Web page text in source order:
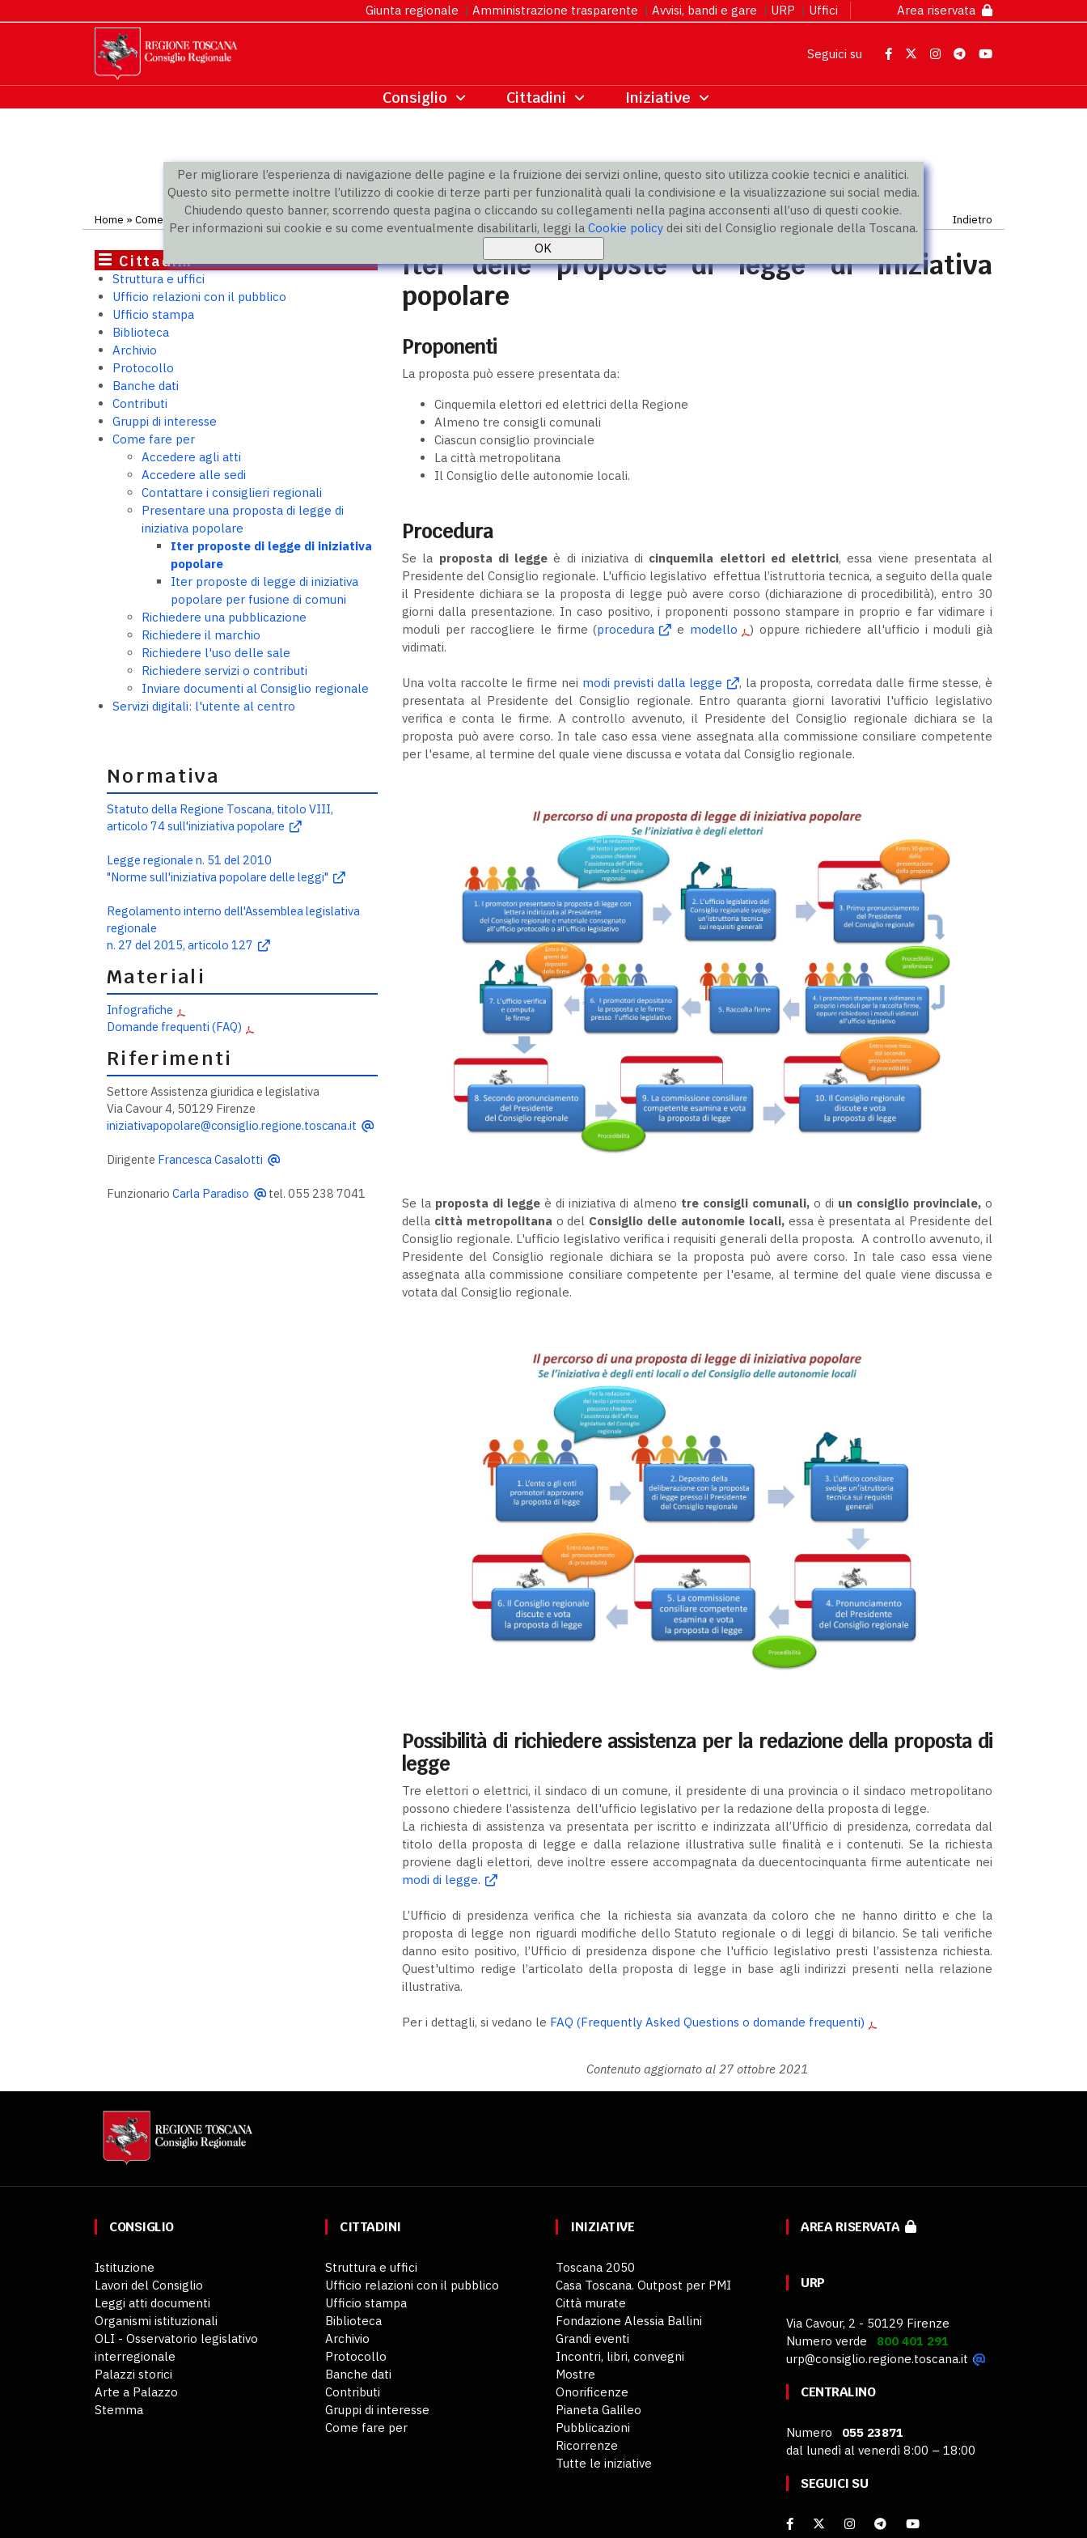
Per migliorare l’esperienza di navigazione delle pagine e la fruizione dei servizi online, questo sito utilizza cookie tecnici e analitici.
Questo sito permette inoltre l’utilizzo di cookie di terze parti per funzionalità quali la condivisione e la visualizzazione sui social media.
Chiudendo questo banner, scorrendo questa pagina o cliccando su collegamenti nella pagina acconsenti all’uso di questi cookie.
Per informazioni sui cookie e su come eventualmente disabilitarli, leggi la Cookie policydei siti del Consiglio regionale della Toscana.
Giunta regionale | Amministrazione trasparente | Avvisi, bandi e gare | URP | Uffici Area riservata
Seguici su
Home » Come fare per»Presentare una proposta di legge di iniziativa popolare » Iter proposte di legge di iniziativa popolare Indietro
Cittadini
Struttura e uffici
Ufficio relazioni con il pubblico
Ufficio stampa
Biblioteca
Archivio
Protocollo
Banche dati
Contributi
Gruppi di interesse
Come fare per
Accedere agli atti
Accedere alle sedi
Contattare i consiglieri regionali
Presentare una proposta di legge di
iniziativa popolare
Iter proposte di legge di iniziativa
popolare
Iter proposte di legge di iniziativa
popolare per fusione di comuni
Richiedere una pubblicazione
Richiedere il marchio
Richiedere l'uso delle sale
Richiedere servizi o contributi
Inviare documenti al Consiglio regionale
Servizi digitali: l'utente al centro
Normativa
Statuto della Regione Toscana, titolo VIII,
articolo 74 sull'iniziativa popolare
Legge regionale n. 51 del 2010
"Norme sull'iniziativa popolare delle leggi"
Regolamento interno dell'Assemblea legislativa
regionale
n. 27 del 2015, articolo 127
Materiali
Infografiche
Domande frequenti (FAQ)
Riferimenti
Settore Assistenza giuridica e legislativa
Via Cavour 4, 50129 Firenze
iniziativapopolare@consiglio.regione.toscana.it
Dirigente Francesca Casalotti
Funzionario Carla Paradiso tel. 055 238 7041
Iter delle proposte di legge di iniziativa
popolare
Proponenti
La proposta può essere presentata da:
Cinquemila elettori ed elettrici della Regione
Almeno tre consigli comunali
Ciascun consiglio provinciale
La città metropolitana
Il Consiglio delle autonomie locali.
Procedura
Se la proposta di leggeè di iniziativa di cinquemila elettori ed elettrici, essa viene presentata al
Presidente del Consiglio regionale. L'ufficio legislativo effettua l’istruttoria tecnica, a seguito della quale
il Presidente dichiara se la proposta di legge può avere corso (dichiarazione di procedibilità), entro 30
giorni dalla presentazione. In caso positivo, i proponenti possono stampare in proprio e far vidimare i
moduli per raccogliere le firme (procedura e modello
) oppure richiedere all'ufficio i moduli già
vidimati.
Una volta raccolte le firme nei modi previsti dalla legge
, la proposta, corredata dalle firme stesse, è
presentata al Presidente del Consiglio regionale. Entro quaranta giorni lavorativi l'ufficio legislativo
verifica e conta le firme. A controllo avvenuto, il Presidente del Consiglio regionale dichiara se la
proposta può avere corso. In tale caso essa viene assegnata alla commissione consiliare competente
per l'esame, al termine del quale viene discussa e votata dal Consiglio regionale.
Se la proposta di legge è di iniziativa di almeno tre consigli comunali, o di un consiglio provinciale,o
della città metropolitana o del Consiglio delle autonomie locali,essa è presentata al Presidente del
Consiglio regionale. L'ufficio legislativo verifica i requisiti generali della proposta. A controllo avvenuto, il
Presidente del Consiglio regionale dichiara se la proposta può avere corso. In tale caso essa viene
assegnata alla commissione consiliare competente per l'esame, al termine del quale viene discussa e
votata dal Consiglio regionale.
Possibilità di richiedere assistenza per la redazione della proposta di
legge
Tre elettori o elettrici, il sindaco di un comune, il presidente di una provincia o il sindaco metropolitano
possono chiedere l’assistenza dell'ufficio legislativo per la redazione della proposta di legge.
La richiesta di assistenza va presentata per iscritto e indirizzata all’Ufficio di presidenza, corredata dal
titolo della proposta di legge e dalla relazione illustrativa sulle finalità e i contenuti. Se la richiesta
proviene dagli elettori, deve inoltre essere accompagnata da duecentocinquanta firme autenticate nei
modi di legge.
L’Ufficio di presidenza verifica che la richiesta sia avanzata da coloro che ne hanno diritto e che la
proposta di legge non riguardi modifiche dello Statuto regionale o di leggi di bilancio. Se tali verifiche
danno esito positivo, l’Ufficio di presidenza dispone che l'ufficio legislativo presti l’assistenza richiesta.
Quest'ultimo redige l’articolato della proposta di legge in base agli indirizzi presenti nella relazione
illustrativa.
Per i dettagli, si vedano le FAQ (Frequently Asked Questions o domande frequenti)
Contenuto aggiornato al 27 ottobre 2021
CONSIGLIO
Istituzione
Lavori del Consiglio
Leggi atti documenti
Organismi istituzionali
OLI - Osservatorio legislativo
interregionale
Palazzi storici
Arte a Palazzo
Stemma
CITTADINI
Struttura e uffici
Ufficio relazioni con il pubblico
Ufficio stampa
Biblioteca
Archivio
Protocollo
Banche dati
Contributi
Gruppi di interesse
Come fare per
INIZIATIVE
Toscana 2050
Casa Toscana. Outpost per PMI
Città murate
Fondazione Alessia Ballini
Grandi eventi
Incontri, libri, convegni
Mostre
Onorificenze
Pianeta Galileo
Pubblicazioni
Ricorrenze
Tutte le iniziative
AREA RISERVATA
URP
Via Cavour, 2 - 50129 Firenze
Numero verde 800 401 291
urp@consiglio.regione.toscana.it
CENTRALINO
Numero 055 23871
dal lunedì al venerdì 8:00 – 18:00
SEGUICI SU